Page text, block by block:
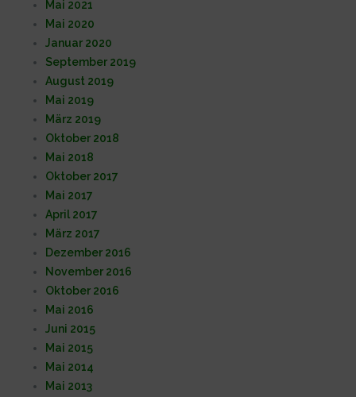
Mai 2021
Mai 2020
Januar 2020
September 2019
August 2019
Mai 2019
März 2019
Oktober 2018
Mai 2018
Oktober 2017
Mai 2017
April 2017
März 2017
Dezember 2016
November 2016
Oktober 2016
Mai 2016
Juni 2015
Mai 2015
Mai 2014
Mai 2013